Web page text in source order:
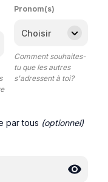
Pronom(s)
Comment souhaites-
tu que les autres
s'adressent à toi?
par tous (optionnel)